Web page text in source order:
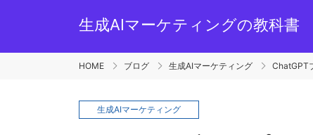
生成AIマーケティングの教科書
HOME ブログ 生成AIマーケティング ChatGPT
生成AIマーケティング